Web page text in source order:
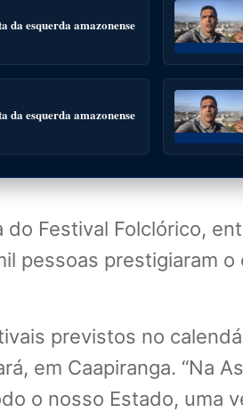
da esquerda amazonense
da esquerda amazonense
Festival Folclórico,
pessoas prestigiaram
previstos no
em Caapiranga. “Na
o nosso Estado, uma